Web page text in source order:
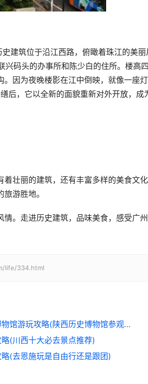
建筑位于沿江西路，俯瞰着珠江的美丽
兴码头的办事所和陈少白的住所。楼高
因为夜晚楼影在江中倒映，就像一座
后，它以全新的面貌重新对外开放，成
壮丽的建筑，还有丰富多样的美食文
游胜地。
。走进历史建筑，品味美食，感受广
life/334.html
陕西历史博物馆游玩攻略(陕西历史博物馆参观顺序)
(川西十大必去景点推荐)
(去恩施玩是自由行还是跟团)